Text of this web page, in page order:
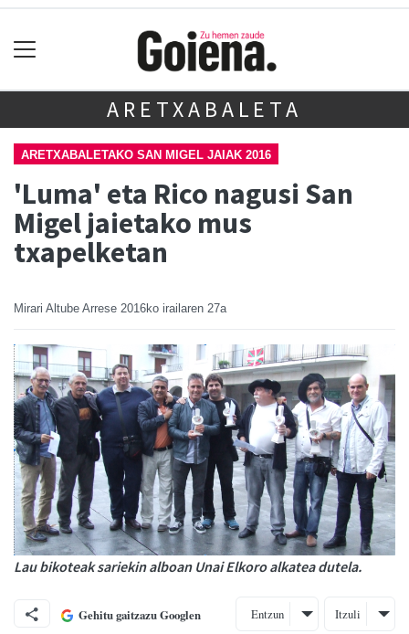
ARETXABALETA
ARETXABALETAKO SAN MIGEL JAIAK 2016
'Luma' eta Rico nagusi San
Migel jaietako mus
txapelketan
Mirari Altube Arrese 2016ko irailaren 27a
Lau bikoteak sariekin alboan Unai Elkoro alkatea dutela.
Gehitu gaitzazu Googlen Entzun Itzuli